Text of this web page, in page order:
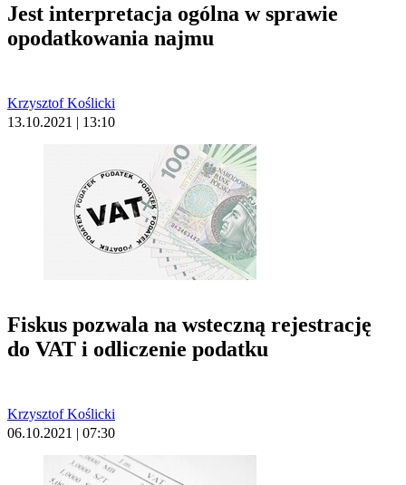
Jest interpretacja ogólna w sprawie
opodatkowania najmu
Krzysztof Koślicki
13.10.2021 | 13:10
Fiskus pozwala na wsteczną rejestrację
do VAT i odliczenie podatku
Krzysztof Koślicki
06.10.2021 | 07:30